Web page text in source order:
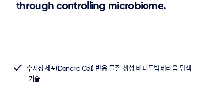
through controlling microbiome.
수지상세포(Dendric Cell) 반응 물질 생성 비피도박테리움 탐색
기술